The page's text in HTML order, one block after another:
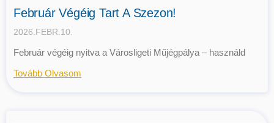
Február Végéig Tart A Szezon!
2026.FEBR.10.
Február végéig nyitva a Városligeti Műjégpálya – használd
Tovább Olvasom